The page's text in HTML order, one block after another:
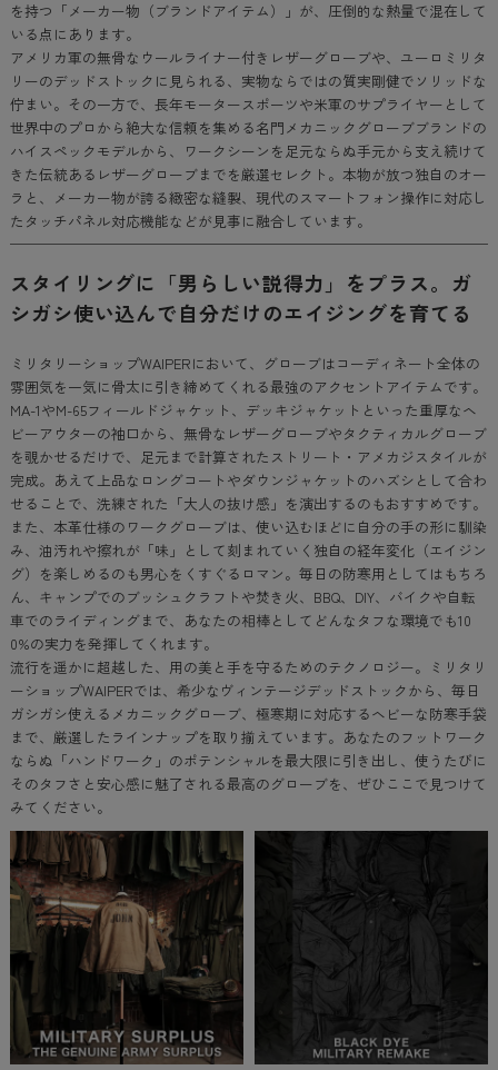
を持つ「メーカー物（ブランドアイテム）」が、圧倒的な熱量で混在して
いる点にあります。
アメリカ軍の無骨なウールライナー付きレザーグローブや、ユーロミリタ
リーのデッドストックに見られる、実物ならではの質実剛健でソリッドな
佇まい。その一方で、長年モータースポーツや米軍のサプライヤーとして
世界中のプロから絶大な信頼を集める名門メカニックグローブブランドの
ハイスペックモデルから、ワークシーンを足元ならぬ手元から支え続けて
きた伝統あるレザーグローブまでを厳選セレクト。本物が放つ独自のオー
ラと、メーカー物が誇る緻密な縫製、現代のスマートフォン操作に対応し
たタッチパネル対応機能などが見事に融合しています。
スタイリングに「男らしい説得力」をプラス。ガ
シガシ使い込んで自分だけのエイジングを育てる
ミリタリーショップWAIPERにおいて、グローブはコーディネート全体の
雰囲気を一気に骨太に引き締めてくれる最強のアクセントアイテムです。
MA-1やM-65フィールドジャケット、デッキジャケットといった重厚なヘ
ビーアウターの袖口から、無骨なレザーグローブやタクティカルグローブ
を覗かせるだけで、足元まで計算されたストリート・アメカジスタイルが
完成。あえて上品なロングコートやダウンジャケットのハズシとして合わ
せることで、洗練された「大人の抜け感」を演出するのもおすすめです。
また、本革仕様のワークグローブは、使い込むほどに自分の手の形に馴染
み、油汚れや擦れが「味」として刻まれていく独自の経年変化（エイジン
グ）を楽しめるのも男心をくすぐるロマン。毎日の防寒用としてはもちろ
ん、キャンプでのブッシュクラフトや焚き火、BBQ、DIY、バイクや自転
車でのライディングまで、あなたの相棒としてどんなタフな環境でも10
0%の実力を発揮してくれます。
流行を遥かに超越した、用の美と手を守るためのテクノロジー。ミリタリ
ーショップWAIPERでは、希少なヴィンテージデッドストックから、毎日
ガシガシ使えるメカニックグローブ、極寒期に対応するヘビーな防寒手袋
まで、厳選したラインナップを取り揃えています。あなたのフットワーク
ならぬ「ハンドワーク」のポテンシャルを最大限に引き出し、使うたびに
そのタフさと安心感に魅了される最高のグローブを、ぜひここで見つけて
みてください。